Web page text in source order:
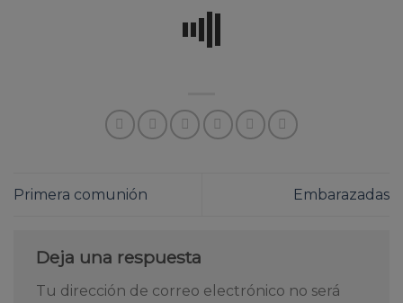
Primera comunión Embarazadas
Deja una respuesta
Tu dirección de correo electrónico no será